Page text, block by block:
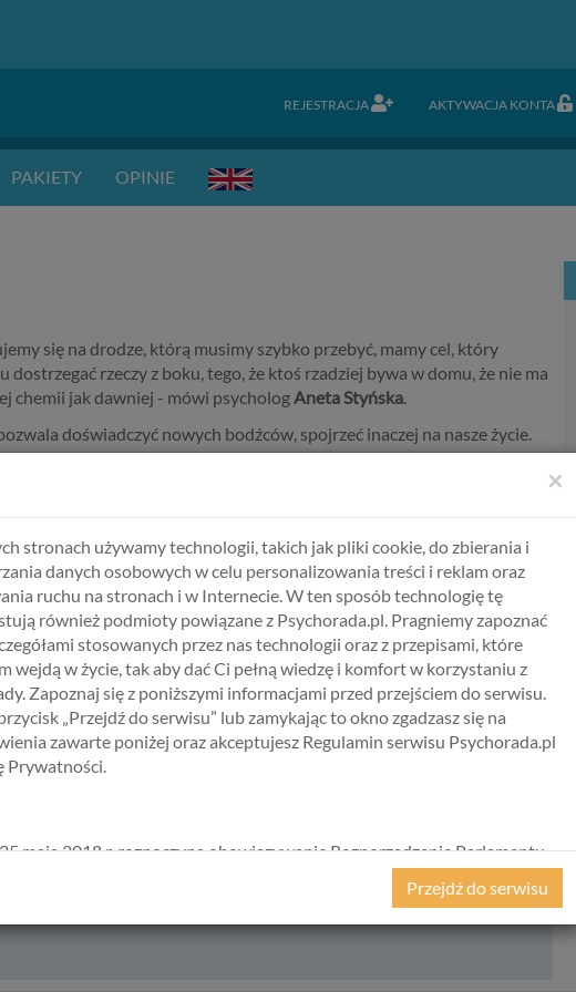
REJESTRACJA AKTYWACJA KONTA
PAKIETY OPINIE
się na drodze, którą musimy szybko przebyć, mamy cel, który
dostrzegać rzeczy z boku, tego, że ktoś rzadziej bywa w domu, że nie ma
chemii jak dawniej - mówi psychologAneta Styńska.
doświadczyć nowych bodźców, spojrzeć inaczej na nasze życie.
że nasz mózg odpoczywa, a najlepiej pomagają w tym czynności
dzieci siedzieli i wyszywali razem serwetki, ale chodzi o czas
naszą uwagę, koncentrację - podkreśla.
i zmusi nas do odpoczynku ... w szpitalnym łóżku.
czasemw cenie0,00 zł.
×
stronach używamy technologii, takich jak pliki cookie, do zbierania i
danych osobowych w celu personalizowania treści i reklam oraz
ruchu na stronach i w Internecie. W ten sposób technologię tę
również podmioty powiązane z Psychorada.pl. Pragniemy zapoznać
stosowanych przez nas technologii oraz z przepisami, które
wejdą w życie, tak aby dać Ci pełną wiedzę i komfort w korzystaniu z
Zapoznaj się z poniższymi informacjami przed przejściem do serwisu.
„Przejdź do serwisu” lub zamykając to okno zgadzasz się na
zawarte poniżej oraz akceptujesz Regulamin serwisu Psychorada.pl
Prywatności.
maja 2018 r. rozpoczyna obowiązywanie Rozporządzenie Parlamentu
i Rady (UE) 2016/679 z dnia 27 kwietnia 2016 r. w sprawie ochrony
w związku z przetwarzaniem danych osobowych i w sprawie
przepływu takich danych oraz uchylenia dyrektywy 95/46/WE
popularnie jako „RODO”). RODO obowiązywać będzie w identycznym
Przejdź do serwisu